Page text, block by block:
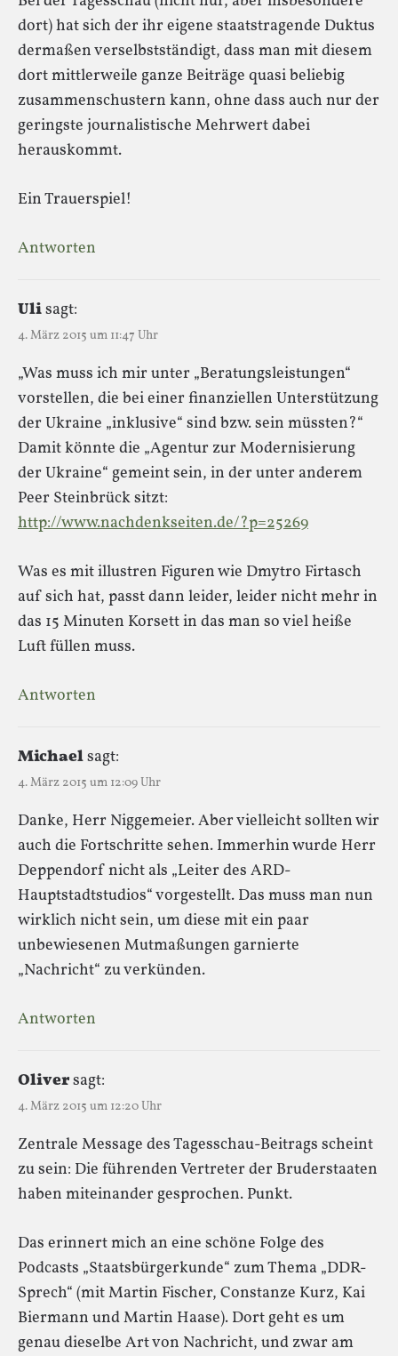
dort) hat sich der ihr eigene staatstragende Duktus
dermaßen verselbstständigt, dass man mit diesem
dort mittlerweile ganze Beiträge quasi beliebig
zusammenschustern kann, ohne dass auch nur der
geringste journalistische Mehrwert dabei
herauskommt.
Ein Trauerspiel!
Antworten
Ulisagt:
4. März 2015 um 11:47 Uhr
„Was muss ich mir unter „Beratungsleistungen“
vorstellen, die bei einer finanziellen Unterstützung
der Ukraine „inklusive“ sind bzw. sein müssten?“
Damit könnte die „Agentur zur Modernisierung
der Ukraine“ gemeint sein, in der unter anderem
Peer Steinbrück sitzt:
http://www.nachdenkseiten.de/?p=25269
Was es mit illustren Figuren wie Dmytro Firtasch
auf sich hat, passt dann leider, leider nicht mehr in
das 15 Minuten Korsett in das man so viel heiße
Luft füllen muss.
Antworten
Michaelsagt:
4. März 2015 um 12:09 Uhr
Danke, Herr Niggemeier. Aber vielleicht sollten wir
auch die Fortschritte sehen. Immerhin wurde Herr
Deppendorf nicht als „Leiter des ARD-
Hauptstadtstudios“ vorgestellt. Das muss man nun
wirklich nicht sein, um diese mit ein paar
unbewiesenen Mutmaßungen garnierte
„Nachricht“ zu verkünden.
Antworten
Oliversagt:
4. März 2015 um 12:20 Uhr
Zentrale Message des Tagesschau-Beitrags scheint
zu sein: Die führenden Vertreter der Bruderstaaten
haben miteinander gesprochen. Punkt.
Das erinnert mich an eine schöne Folge des
Podcasts „Staatsbürgerkunde“ zum Thema „DDR-
Sprech“ (mit Martin Fischer, Constanze Kurz, Kai
Biermann und Martin Haase). Dort geht es um
genau dieselbe Art von Nachricht, und zwar am